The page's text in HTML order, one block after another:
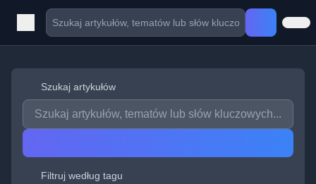
Szukaj artykułów
Filtruj według tagu